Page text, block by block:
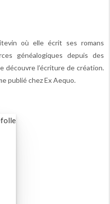
où elle écrit ses romans
généalogiques depuis des
découvre l’écriture de création.
publié chez Ex Aequo.